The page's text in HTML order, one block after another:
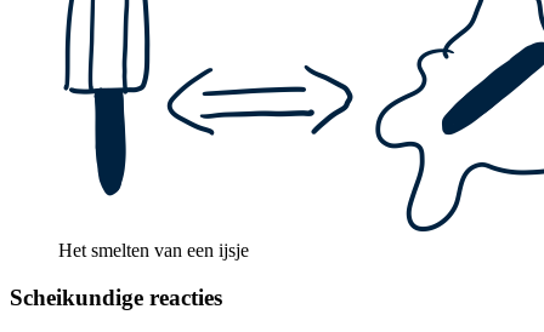
Het smelten van een ijsje
Scheikundige reacties